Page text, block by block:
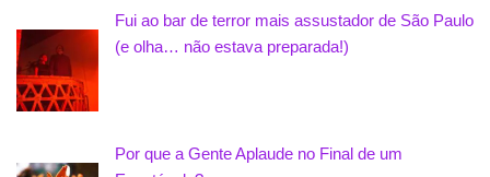
Fui ao bar de terror mais assustador de São Paulo
(e olha… não estava preparada!)
Por que a Gente Aplaude no Final de um